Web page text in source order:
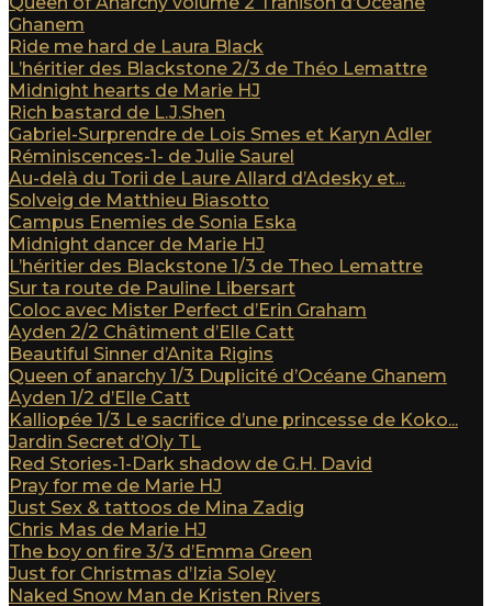
Ghanem
Ride me hard de Laura Black
L’héritier des Blackstone 2/3 de Théo Lemattre
Midnight hearts de Marie HJ
Rich bastard de L.J.Shen
Gabriel-Surprendre de Lois Smes et Karyn Adler
Réminiscences-1- de Julie Saurel
Au-delà du Torii de Laure Allard d’Adesky et...
Solveig de Matthieu Biasotto
Campus Enemies de Sonia Eska
Midnight dancer de Marie HJ
L’héritier des Blackstone 1/3 de Theo Lemattre
Sur ta route de Pauline Libersart
Coloc avec Mister Perfect d’Erin Graham
Ayden 2/2 Châtiment d’Elle Catt
Beautiful Sinner d’Anita Rigins
Queen of anarchy 1/3 Duplicité d’Océane Ghanem
Ayden 1/2 d’Elle Catt
Kalliopée 1/3 Le sacrifice d’une princesse de Koko...
Jardin Secret d’Oly TL
Red Stories-1-Dark shadow de G.H. David
Pray for me de Marie HJ
Just Sex & tattoos de Mina Zadig
Chris Mas de Marie HJ
The boy on fire 3/3 d’Emma Green
Just for Christmas d’Izia Soley
Naked Snow Man de Kristen Rivers